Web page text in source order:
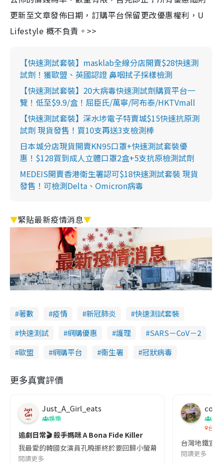
更新至文章發佈日期，訂購平台保留更改優惠權利，U
Lifestyle 概不負責。>>
【快速測試套裝】masklab全線分店開賣$28快速測
試劑！獲歐盟、英國認證 鼻咽拭子採樣檢測
【快速測試套裝】20大病毒快速測試劑購買平台一
覽！低至$9.9/盒！屈臣氏/萬寧/阿布泰/HKTVmall
【快速測試套裝】深水埗電子特賣城$15快速抗原測
試劑 現貨發售！買10支再送3支檢測棒
日本城分店現貨開賣KN95口罩+快速測試套裝優
惠！$128買到成人立體口罩2盒+5支抗原檢測試劑
MEDEIS開賣香港衛生署認可$18快速測試套裝 現貨
發售！可檢測Delta、Omicron病毒
▼緊貼最新疫情消息▼
著數 疫情 新冠肺炎
快速測試套裝
快速測試
網購優惠 護理
SARS－CoV－2
歐盟
網購平台 衞生署 冠狀病毒
更多真實評價
Just_A_Girl_eats
娛樂
追劇日常🎬 殺手媽咪 A Bona Fide Killer
我最愛的韓國女演員孔曉振終於要回歸小螢幕啦!這次的劇本改編
閱讀更多
co
吹
台灣
台灣地鐵宣
閱讀更多